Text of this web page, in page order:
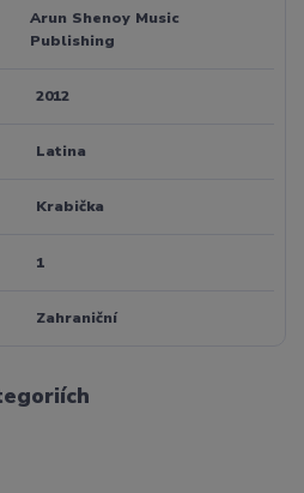
Arun Shenoy Music
Publishing
2012
Latina
Krabička
1
Zahraniční